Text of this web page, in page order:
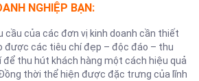
NGHIỆP BẠN:
cầu của các đơn vị kinh doanh cần thiết
được các tiêu chí đẹp – độc đáo – thu
để thu hút khách hàng một cách hiệu quả
thời thể hiện được đặc trưng của lĩnh